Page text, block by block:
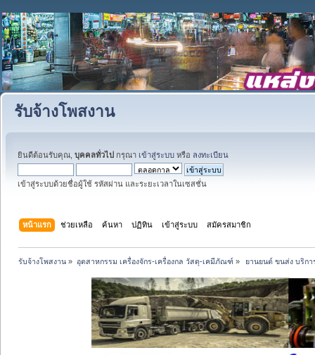
รับจ้างโพสงาน
ยินดีต้อนรับคุณ, บุคคลทั่วไป กรุณา เข้าสู่ระบบ หรือ ลงทะเบียน
เข้าสู่ระบบด้วยชื่อผู้ใช้ รหัสผ่าน และระยะเวลาในเซสชั่น
หน้าแรก ช่วยเหลือ ค้นหา ปฏิทิน เข้าสู่ระบบ สมัครสมาชิก
รับจ้างโพสงาน » อุตสาหกรรม เครื่องจักร-เครื่องกล วัสดุ-เคมีภัณฑ์ » ยานยนต์ ขนส่ง บริก